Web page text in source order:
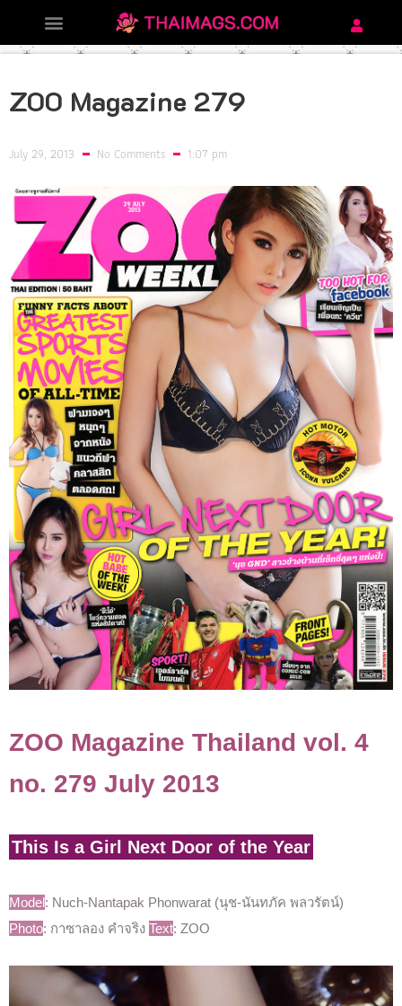
ZOO Magazine 279
July 29, 2013 No Comments 1:07 pm
ZOO Magazine Thailand vol. 4
no. 279 July 2013
This Is a Girl Next Door of the Year
Model: Nuch-Nantapak Phonwarat (นุช-นันทภัค พลวรัตน์)
Photo: กาซาลอง คำจริง Text: ZOO